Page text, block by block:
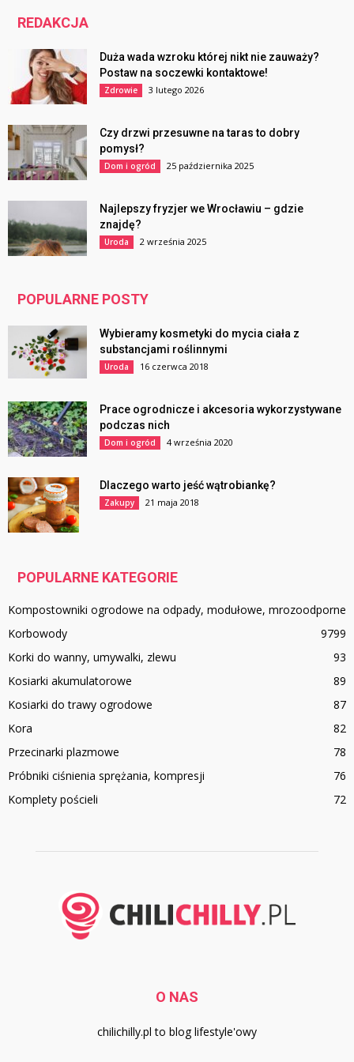
REDAKCJA
Duża wada wzroku której nikt nie zauważy?
Postaw na soczewki kontaktowe!
Zdrowie 3 lutego 2026
Czy drzwi przesuwne na taras to dobry
pomysł?
Dom i ogród 25 października 2025
Najlepszy fryzjer we Wrocławiu – gdzie
znajdę?
Uroda 2 września 2025
POPULARNE POSTY
Wybieramy kosmetyki do mycia ciała z
substancjami roślinnymi
Uroda 16 czerwca 2018
Prace ogrodnicze i akcesoria wykorzystywane
podczas nich
Dom i ogród 4 września 2020
Dlaczego warto jeść wątrobiankę?
Zakupy 21 maja 2018
POPULARNE KATEGORIE
Kompostowniki ogrodowe na odpady, modułowe, mrozoodporne
99
Korbowody
97
Korki do wanny, umywalki, zlewu
93
Kosiarki akumulatorowe
89
Kosiarki do trawy ogrodowe
87
Kora
82
Przecinarki plazmowe
78
Próbniki ciśnienia sprężania, kompresji
76
Komplety pościeli
72
O NAS
chilichilly.pl to blog lifestyle'owy